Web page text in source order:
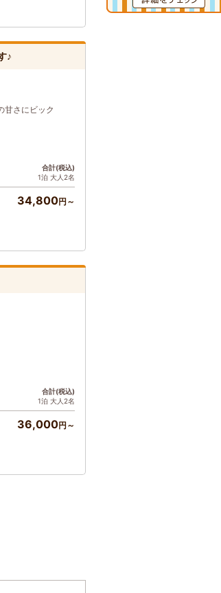
♪
甘さにビック
合計(税込)
1泊 大人2名
34,800円～
合計(税込)
1泊 大人2名
36,000円～